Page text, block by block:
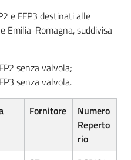
e FFP3 destinati alle
Emilia-Romagna, suddivisa
senza valvola;
senza valvola.
Fornitore
Numero
Reperto
rio